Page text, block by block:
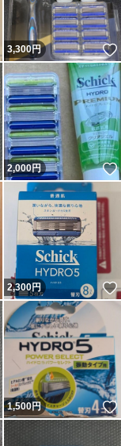
いいね！
3,300円
いいね！
2,000円
いいね！
2,300円
いいね！
1,500円